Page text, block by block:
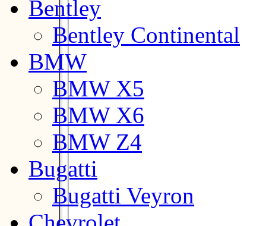
Bentley
Bentley Continental
BMW
BMW X5
BMW X6
BMW Z4
Bugatti
Bugatti Veyron